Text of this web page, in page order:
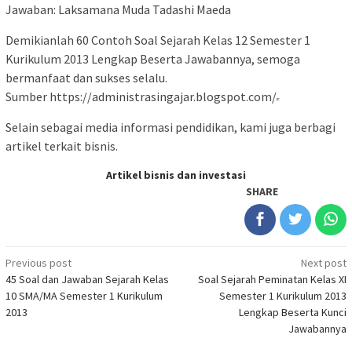
Jawaban: Laksamana Muda Tadashi Maeda
Demikianlah 60 Contoh Soal Sejarah Kelas 12 Semester 1
Kurikulum 2013 Lengkap Beserta Jawabannya, semoga
bermanfaat dan sukses selalu.
Sumber https://administrasingajar.blogspot.com/
Selain sebagai media informasi pendidikan, kami juga berbagi
artikel terkait bisnis.
Artikel bisnis dan investasi
SHARE
Post
navigation
Previous post
45 Soal dan Jawaban Sejarah Kelas
10 SMA/MA Semester 1 Kurikulum
2013
Next post
Soal Sejarah Peminatan Kelas XI
Semester 1 Kurikulum 2013
Lengkap Beserta Kunci
Jawabannya